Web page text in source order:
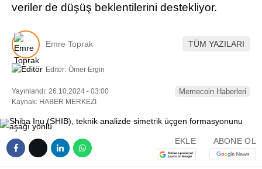
veriler de düşüş beklentilerini destekliyor.
Emre Toprak TÜM YAZILARI
Editör: Ömer Ergin
Yayınlandı: 26.10.2024 - 03:00
Kaynak: HABER MERKEZI
Memecoin Haberleri
EKLE ABONE OL